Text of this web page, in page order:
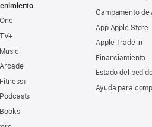
Campamento de
App Apple Store
Apple Trade In
Financiamiento
Estado del
Ayuda para